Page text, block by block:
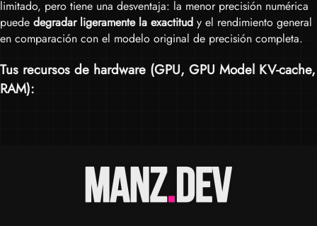
limitado, pero tiene una desventaja: la menor precisión numérica
puede degradar ligeramente la exactitud y el rendimiento general
en comparación con el modelo original de precisión completa.
Tus recursos de hardware (GPU, GPU Model KV-cache,
RAM):